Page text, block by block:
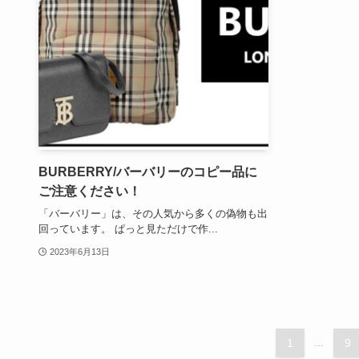
BURBERRY/バーバリーのコピー品に
ご注意ください！
「バーバリー」は、その人気から多くの偽物も出
回っています。 ぱっと見ただけで作...
2023年6月13日
1 9